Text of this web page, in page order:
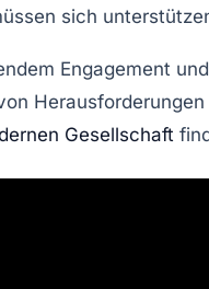
sich
Engagement
Gesellschaft